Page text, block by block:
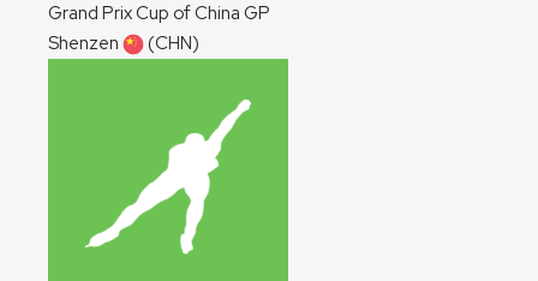
Grand Prix Cup of China GP
Shenzen
(CHN)